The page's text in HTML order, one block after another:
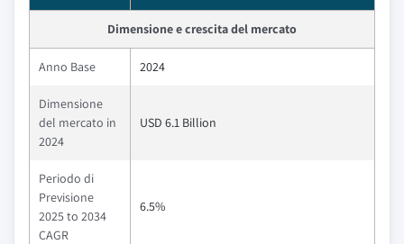
Dimensione e crescita del mercato
Anno Base 2024
Dimensione
del mercato in
2024
USD 6.1 Billion
Periodo di
Previsione
2025 to 2034
CAGR
6.5%